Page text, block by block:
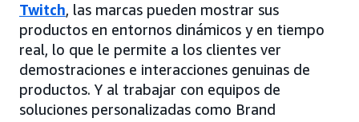
Twitch, las marcas pueden mostrar sus
productos en entornos dinámicos y en tiempo
real, lo que le permite a los clientes ver
demostraciones e interacciones genuinas de
productos. Y al trabajar con equipos de
soluciones personalizadas como Brand